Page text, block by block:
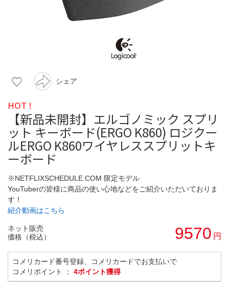
シェア
HOT !
【新品未開封】エルゴノミック スプリ
ット キーボード(ERGO K860) ロジクー
ルERGO K860ワイヤレススプリットキ
ーボード
※NETFLIXSCHEDULE.COM 限定モデル
YouTuberの皆様に商品の使い心地などをご紹介いただいておりま
す！
紹介動画はこちら
ネット販売
価格（税込）
9570 円
コメリカード番号登録、コメリカードでお支払いで
コメリポイント ： 4ポイント獲得